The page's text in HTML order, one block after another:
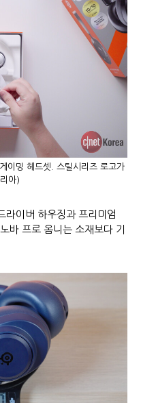
이밍 헤드셋. 스틸시리즈 로고가
아)
라이버 하우징과 프리미엄
바 프로 옴니는 소재보다 기